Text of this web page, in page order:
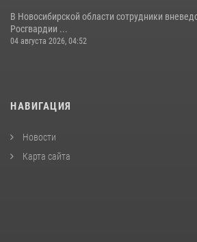
В Новосибирской области сотрудники
Росгвардии ...
04 августа 2026, 04:52
НАВИГАЦИЯ
Новости
Карта сайта